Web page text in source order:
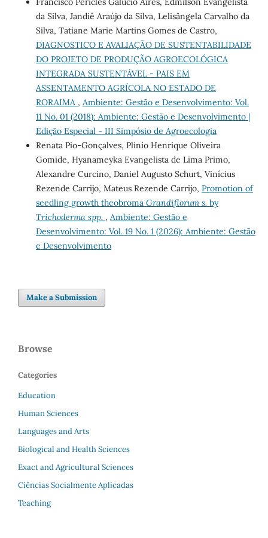
da Silva, Jandiê Araújo da Silva, Lelisângela Carvalho da
Silva, Tatiane Marie Martins Gomes de Castro,
DIAGNOSTICO E AVALIAÇÃO DE SUSTENTABILIDADE
DO PROJETO DE PRODUÇÃO AGROECOLÓGICA
INTEGRADA SUSTENTÁVEL - PAIS EM
ASSENTAMENTO AGRÍCOLA NO ESTADO DE
RORAIMA , Ambiente: Gestão e Desenvolvimento: Vol.
11 No. 01 (2018): Ambiente: Gestão e Desenvolvimento |
Edição Especial - III Simpósio de Agroecologia
Renata Pio-Gonçalves, Plínio Henrique Oliveira
Gomide, Hyanameyka Evangelista de Lima Primo,
Alexandre Curcino, Daniel Augusto Schurt, Vinícius
Rezende Carrijo, Mateus Rezende Carrijo, Promotion of
seedling growth theobroma Grandiflorum s.by
Trichoderma spp. , Ambiente: Gestão e
Desenvolvimento: Vol. 19 No. 1 (2026): Ambiente: Gestão
e Desenvolvimento
Make a Submission
Browse
Categories
Education
Human Sciences
Languages and Arts
Biological and Health Sciences
Exact and Agricultural Sciences
Ciências Socialmente Aplicadas
Teaching